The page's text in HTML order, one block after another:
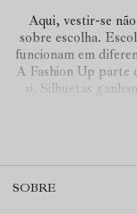
Aqui, vestir-se
sobre escolha.
funcionam em
A Fashion Up parte
si. Silhuetas
entre as ocasiões e
SOBRE